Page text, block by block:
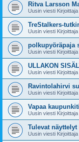
Ritva Larsson
Uusin viesti Kirjoittaja
TreStalkers-
Uusin viesti Kirjoittaja
polkupyöräpaja
Uusin viesti Kirjoittaja
ULLAKON
Uusin viesti Kirjoittaja
Ravintolahirvi
Uusin viesti Kirjoittaja
Vapaa
Uusin viesti Kirjoittaja
Tulevat näyttelyt
Uusin viesti Kirjoittaja